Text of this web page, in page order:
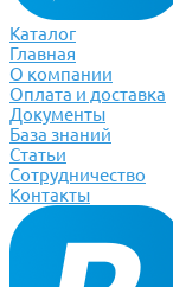
Каталог
Главная
О компании
Оплата и доставка
Документы
База знаний
Статьи
Сотрудничество
Контакты